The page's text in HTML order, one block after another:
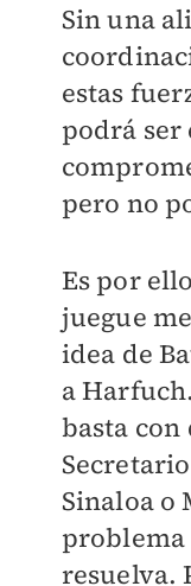
Sin una
estas
podrá ser
pero no
Es por
juegue
idea de
a
basta con
Sinaloa o
problema
resuelva.